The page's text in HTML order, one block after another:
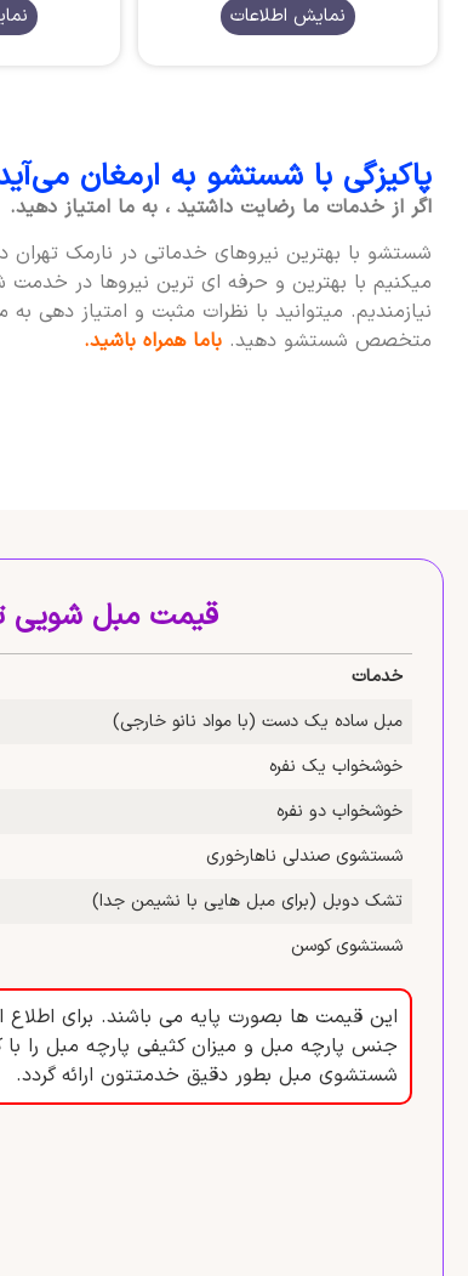
نمایش اطلاعات
پاکیزگی با شستشو به ارمغان
اگر از خدمات ما رضایت داشتید ، به ما امتیاز دهید.
شستشو با بهترین نیروهای خدماتی در نارمک
میکنیم با بهترین و حرفه ای ترین نیروها در خدمت
نیازمندیم. میتوانید با نظرات مثبت و امتیاز دهی به
متخصص شستشو دهید. باما همراه باشید.
قیمت مبل شویی
خدمات
مبل ساده یک‌ دست (با مواد نانو خارجی)
خوشخواب یک‌ نفره
خوشخواب دو‌ نفره
شستشوی صندلی ناهارخوری
تشک دوبل (برای مبل‌ هایی با نشیمن جدا)
شستشوی کوسن
این قیمت ها بصورت پایه می باشند. برای
جنس پارچه مبل و میزان کثیفی پارچه مبل را با
شستشوی مبل بطور دقیق خدمتتون ارائه گردد.